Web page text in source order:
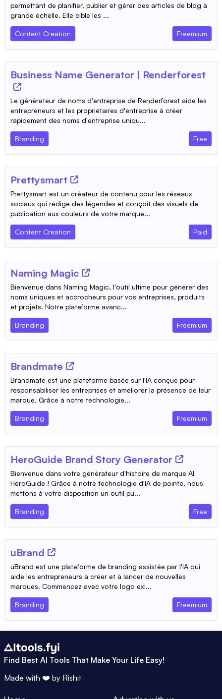
permettant de planifier, publier et gérer des articles de blog à
grande échelle. Elle cible les ...
Content Creation Freemium
Business Name Generator | Renderforest
Le générateur de noms d'entreprise de Renderforest aide les
entrepreneurs et les propriétaires d'entreprise à créer
rapidement des noms d'entreprise uniqu...
Branding Free
Prettysmart
Prettysmart est un créateur de contenu pour les réseaux
sociaux qui rédige des légendes et conçoit des visuels de
publication aux couleurs de votre marque...
Content Creation Paid
Naming Magic
Bienvenue dans Naming Magic, l'outil ultime pour générer des
noms uniques et accrocheurs pour vos entreprises, produits
et projets. Notre plateforme avanc...
Branding Freemium
Brandmate
Brandmate est une plateforme basée sur l'IA conçue pour
responsabiliser les entreprises et améliorer la présence de leur
marque. Grâce à notre technologie...
Branding Freemium
HeroGuide Brand Story Generator
Bienvenue dans votre générateur d'histoire de marque AI
HeroGuide ! Grâce à notre technologie d'IA de pointe, nous
mettons à votre disposition un outil pu...
Branding Free
uBrand
uBrand est une plateforme de branding assistée par l'IA qui
aide les entrepreneurs à créer et à lancer de nouvelles
marques. Commencez avec votre logo exi...
Branding Freemium
Find Best AI Tools That Make Your Life Easy!
Made with ❤️ by Rishit